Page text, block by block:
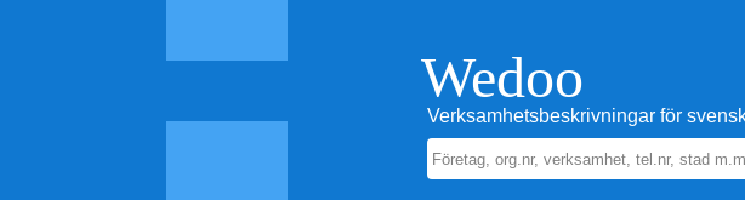
Wedoo
Verksamhetsbeskrivningar för